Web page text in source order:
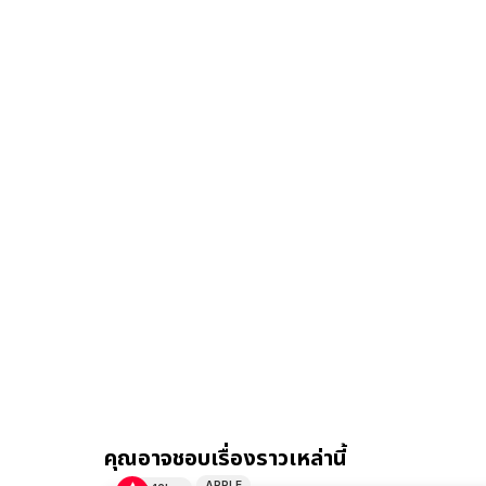
คุณอาจชอบเรื่องราวเหล่านี้